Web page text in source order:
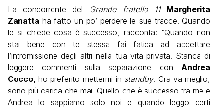
La concorrente del Grande fratello 11
Margherita
Zanatta ha fatto un po’ perdere le sue tracce. Quando
le si chiede cosa è successo, racconta: “Quando non
stai bene con te stessa fai fatica ad accettare
l’intromissione degli altri nella tua vita privata. Stanca di
leggere commenti sulla separazione con Andrea
Cocco, ho preferito mettermi in standby. Ora va meglio,
sono più carica che mai. Quello che è successo tra me e
Andrea lo sappiamo solo noi e quando leggo certi